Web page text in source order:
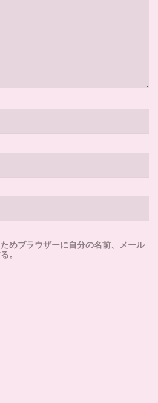
めブラウザーに自分の名前、メール
。